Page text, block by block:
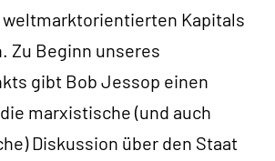
Kapitals
Zu Beginn unseres
gibt Bob Jessop einen
marxistische (und auch
Diskussion über den Staat